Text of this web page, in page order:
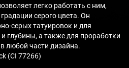
легко работать с ним,
серого цвета. Он
серых татуировок и для
глубины, а также для проработки
любой части дизайна.
(CI 77266)